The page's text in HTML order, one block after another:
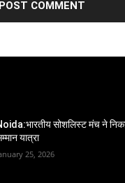
सोशलिस्ट मंच ने
यात्रा
25, 2026